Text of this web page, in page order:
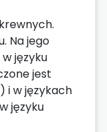
Na jego
języku
jest
i w językach
języku